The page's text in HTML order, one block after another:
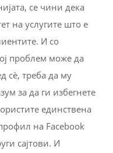
се чини дека
на услугите што е
И со
проблем може да
сè, треба да му
за да ги избегнете
единствена
на Facebook
сајтови. И